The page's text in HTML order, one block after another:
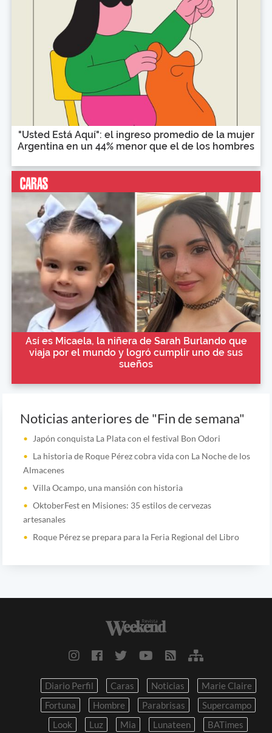
"Usted Está Aquí": el ingreso promedio de la mujer
Argentina en un 44% menor que el de los hombres
Así es Micaela, la niñera de Sarah Burlando que
viaja por el mundo y logró cumplir uno de sus
sueños
Noticias anteriores de "Fin de semana"
Japón conquista La Plata con el festival Bon Odori
La historia de Roque Pérez cobra vida con La Noche de los
Almacenes
Villa Ocampo, una mansión con historia
OktoberFest en Misiones: 35 estilos de cervezas
artesanales
Roque Pérez se prepara para la Feria Regional del Libro
Diario Perfil Caras Noticias
Marie Claire
Fortuna
Hombre Parabrisas
Supercampo
Look
Luz Mia Lunateen BATimes